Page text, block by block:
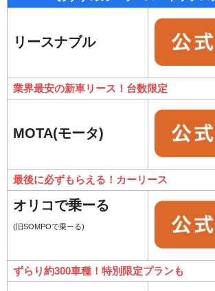
リースナブル
業界最安の新車リース！台数限定
MOTA(モータ)
最後に必ずもらえる！カーリース
オリコで乗ーる
(旧SOMPOで乗ーる)
ずらり約300車種！特別限定プランも